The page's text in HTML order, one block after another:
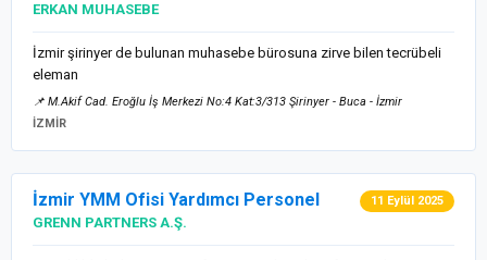
ERKAN MUHASEBE
İzmir şirinyer de bulunan muhasebe bürosuna zirve bilen tecrübeli
eleman
📌 M.Akif Cad. Eroğlu İş Merkezi No:4 Kat:3/313 Şirinyer - Buca - İzmir
İZMİR
İzmir YMM Ofisi Yardımcı Personel 11 Eylül 2025
GRENN PARTNERS A.Ş.